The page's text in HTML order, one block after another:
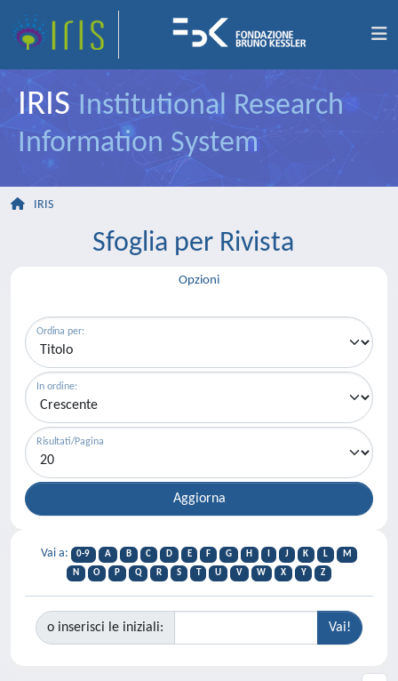
IRIS Institutional Research
Information System
IRIS
Sfoglia per Rivista
Opzioni
Ordina per:
In ordine:
Risultati/Pagina
Vai a: 0-9 A B C D E F G H J K L
M
N
O P Q R S T U V W X Y Z
o inserisci le iniziali: